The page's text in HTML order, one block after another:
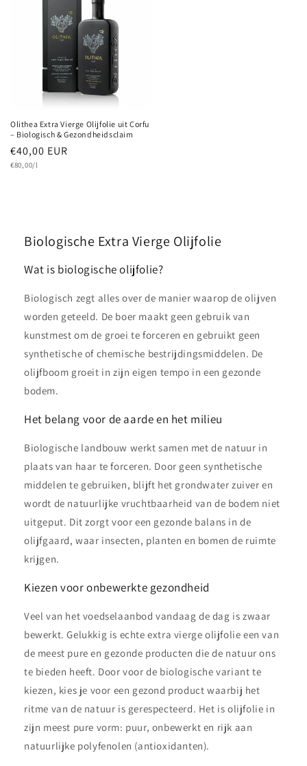
Olithea Extra Vierge Olijfolie uit Corfu
– Biologisch & Gezondheidsclaim
Normale
prijs
€40,00 EUR
Eenheidsprijs
€80,00/l
Biologische Extra Vierge Olijfolie
Wat is biologische olijfolie?
Biologisch zegt alles over de manier waarop de olijven
worden geteeld. De boer maakt geen gebruik van
kunstmest om de groei te forceren en gebruikt geen
synthetische of chemische bestrijdingsmiddelen. De
olijfboom groeit in zijn eigen tempo in een gezonde
bodem.
Het belang voor de aarde en het milieu
Biologische landbouw werkt samen met de natuur in
plaats van haar te forceren. Door geen synthetische
middelen te gebruiken, blijft het grondwater zuiver en
wordt de natuurlijke vruchtbaarheid van de bodem niet
uitgeput. Dit zorgt voor een gezonde balans in de
olijfgaard, waar insecten, planten en bomen de ruimte
krijgen.
Kiezen voor onbewerkte gezondheid
Veel van het voedselaanbod vandaag de dag is zwaar
bewerkt. Gelukkig is echte extra vierge olijfolie een van
de meest pure en gezonde producten die de natuur ons
te bieden heeft. Door voor de biologische variant te
kiezen, kies je voor een gezond product waarbij het
ritme van de natuur is gerespecteerd. Het is olijfolie in
zijn meest pure vorm: puur, onbewerkt en rijk aan
natuurlijke polyfenolen (antioxidanten).